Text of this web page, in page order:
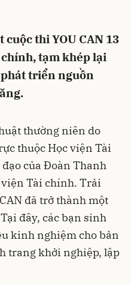
thi YOU CAN 13
tạm khép lại
triển nguồn
thường niên do
thuộc Học viện Tài
của Đoàn Thanh
Tài chính. Trải
đã trở thành một
đây, các bạn sinh
kinh nghiệm cho bản
trang khởi nghiệp, lập
Hủy